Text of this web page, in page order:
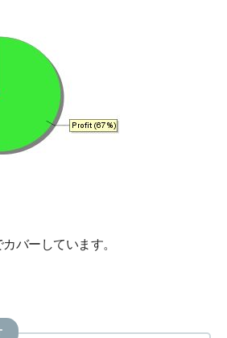
バーしています。